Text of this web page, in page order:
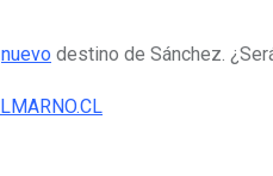
nuevo destino de Sánchez.